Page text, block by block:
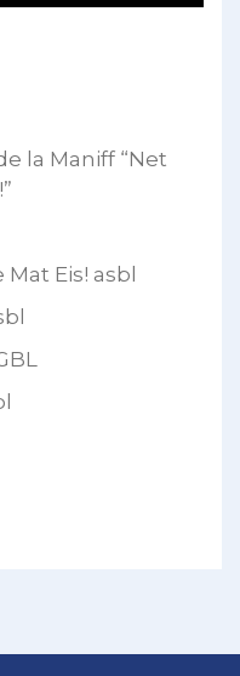
la Maniff “Net
Eis! asbl